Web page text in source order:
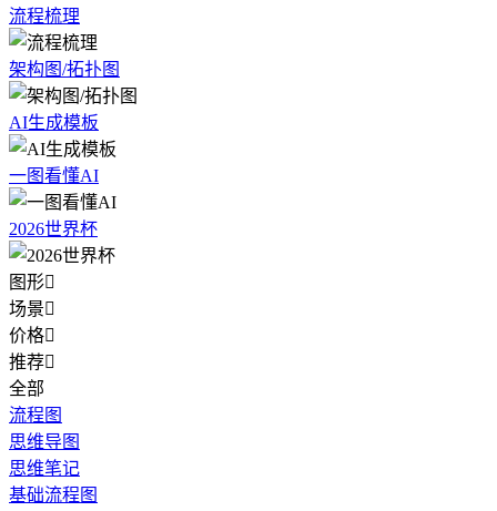
流程梳理
架构图/拓扑图
AI生成模板
一图看懂AI
2026世界杯
图形
场景
价格
推荐
全部
流程图
思维导图
思维笔记
基础流程图